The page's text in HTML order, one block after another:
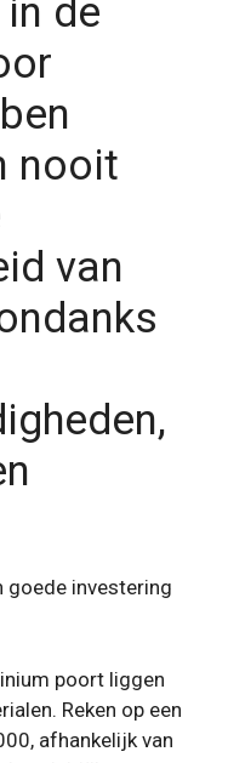
de
nooit
van
​​goede investering
poort liggen
Reken op een
afhankelijk van